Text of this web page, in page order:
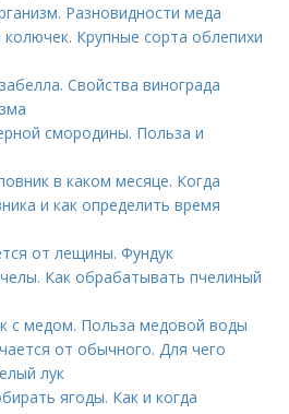
Разновидности меда
Крупные сорта облепихи
Свойства винограда
смородины. Польза и
в каком месяце. Когда
и как определить время
от лещины. Фундук
Как обрабатывать пчелиный
с медом. Польза медовой воды
от обычного. Для чего
лук
ягоды. Как и когда